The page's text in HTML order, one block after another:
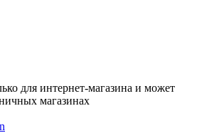
для интернет-магазина и может
магазинах